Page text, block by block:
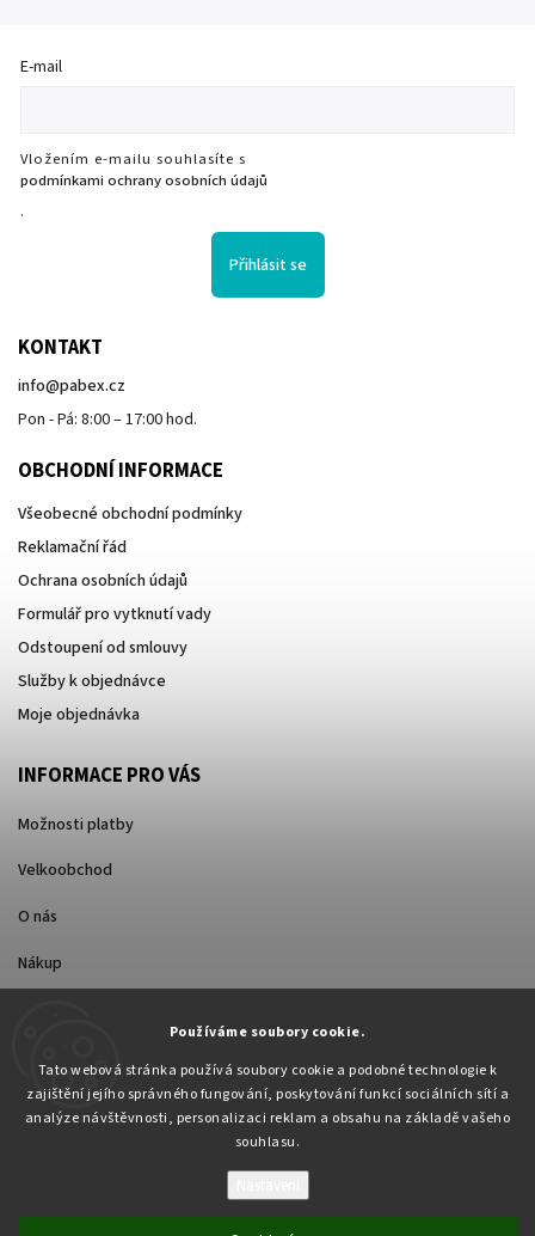
Používáme soubory cookie.
Tato webová stránka používá soubory cookie a podobné technologie k
zajištění jejího správného fungování, poskytování funkcí sociálních sítí a
analýze návštěvnosti, personalizaci reklam a obsahu na základě vašeho
souhlasu.
E-mail
Vložením e-mailu souhlasíte s
podmínkami ochrany osobních údajů
.
Přihlásit se
KONTAKT
info@pabex.cz
Pon - Pá: 8:00 – 17:00 hod.
OBCHODNÍ INFORMACE
Všeobecné obchodní podmínky
Reklamační řád
Ochrana osobních údajů
Formulář pro vytknutí vady
Odstoupení od smlouvy
Služby k objednávce
Moje objednávka
INFORMACE PRO VÁS
Možnosti platby
Velkoobchod
O nás
Nákup
Copyright 2026Pabex.cz. Všechna práva vyhrazena.